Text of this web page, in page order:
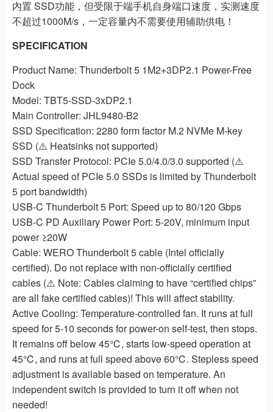
内置 SSD功能，但受限于端手机自身端口速度，实测速度
不超过1000M/s，一定容量内不需要使用辅助供电！
SPECIFICATION
Product Name: Thunderbolt 5 1M2+3DP2.1 Power-Free
Dock
Model: TBT5-SSD-3xDP2.1
Main Controller: JHL9480-B2
SSD Specification: 2280 form factor M.2 NVMe M-key
SSD (⚠️ Heatsinks not supported)
SSD Transfer Protocol: PCIe 5.0/4.0/3.0 supported (⚠️
Actual speed of PCIe 5.0 SSDs is limited by Thunderbolt
5 port bandwidth)
USB-C Thunderbolt 5 Port: Speed up to 80/120 Gbps
USB-C PD Auxiliary Power Port: 5-20V, minimum input
power ≥20W
Cable: WERO Thunderbolt 5 cable (Intel officially
certified). Do not replace with non-officially certified
cables (⚠️ Note: Cables claiming to have “certified chips”
are all fake certified cables)! This will affect stability.
Active Cooling: Temperature-controlled fan. It runs at full
speed for 5-10 seconds for power-on self-test, then stops.
It remains off below 45℃, starts low-speed operation at
45℃, and runs at full speed above 60℃. Stepless speed
adjustment is available based on temperature. An
independent switch is provided to turn it off when not
needed!